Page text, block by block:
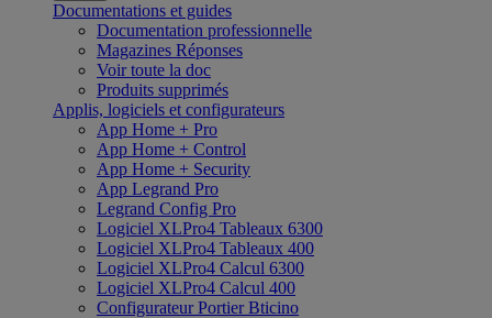
Documentations et guides
Documentation professionnelle
Magazines Réponses
Voir toute la doc
Produits supprimés
Applis, logiciels et configurateurs
App Home + Pro
App Home + Control
App Home + Security
App Legrand Pro
Legrand Config Pro
Logiciel XLPro4 Tableaux 6300
Logiciel XLPro4 Tableaux 400
Logiciel XLPro4 Calcul 6300
Logiciel XLPro4 Calcul 400
Configurateur Portier Bticino